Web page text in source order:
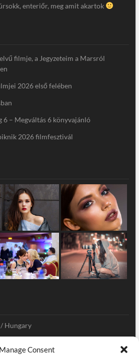
Manage Consent
enteriőr, meg amit akartok
filmje, a Jegyzeteim a Marsról
2026 első felében
6 – Megváltás 6 könyvajánló
2026 filmfesztivál
Hungary